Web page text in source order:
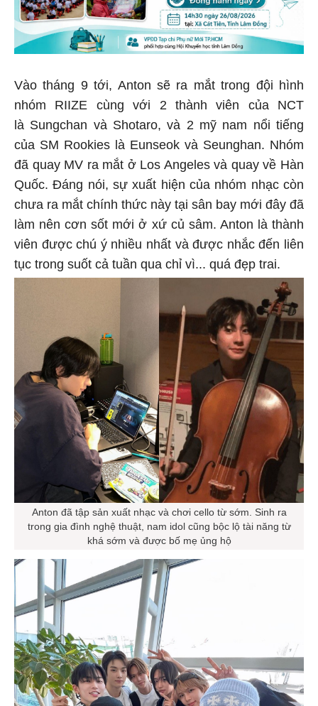
Vào tháng 9 tới, Anton sẽ ra mắt trong đội hình
nhóm RIIZE cùng với 2 thành viên của NCT
là Sungchan và Shotaro, và 2 mỹ nam nổi tiếng
của SM Rookies là Eunseok và Seunghan. Nhóm
đã quay MV ra mắt ở Los Angeles và quay về Hàn
Quốc. Đáng nói, sự xuất hiện của nhóm nhạc còn
chưa ra mắt chính thức này tại sân bay mới đây đã
làm nên cơn sốt mới ở xứ củ sâm. Anton là thành
viên được chú ý nhiều nhất và được nhắc đến liên
tục trong suốt cả tuần qua chỉ vì... quá đẹp trai.
Anton đã tập sản xuất nhạc và chơi cello từ sớm. Sinh ra
trong gia đình nghệ thuật, nam idol cũng bộc lộ tài năng từ
khá sớm và được bố mẹ ủng hộ